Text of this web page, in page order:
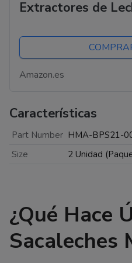
Extractores de
de diseño a
incluye 24mm...
Amazon.es
Características
Part Number HMA-BPS21-
Size
2 Unidad
¿Qué Hace
Sacaleches